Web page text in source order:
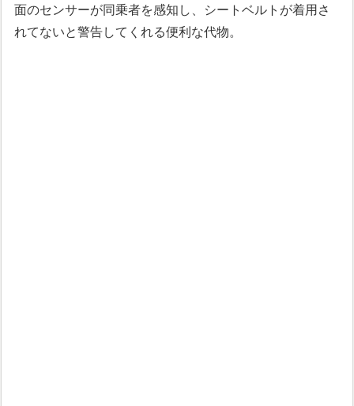
面のセンサーが同乗者を感知し、シートベルトが着用さ
れてないと警告してくれる便利な代物。